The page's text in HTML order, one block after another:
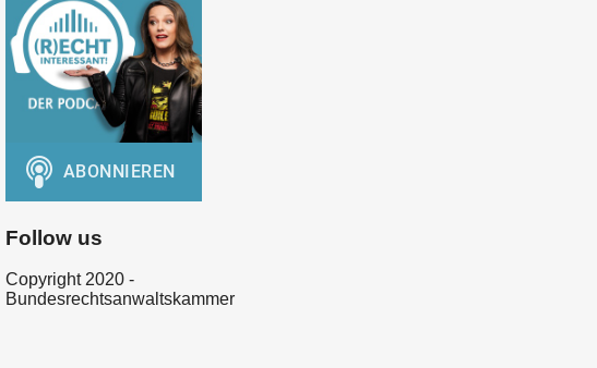
Follow us
Copyright 2020 -
Bundesrechtsanwaltskammer